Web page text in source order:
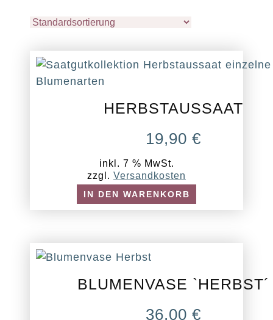
HERBSTAUSSAAT
19,90 €
inkl. 7 % MwSt.
zzgl. Versandkosten
IN DEN WARENKORB
BLUMENVASE `HERBST´
36,00 €